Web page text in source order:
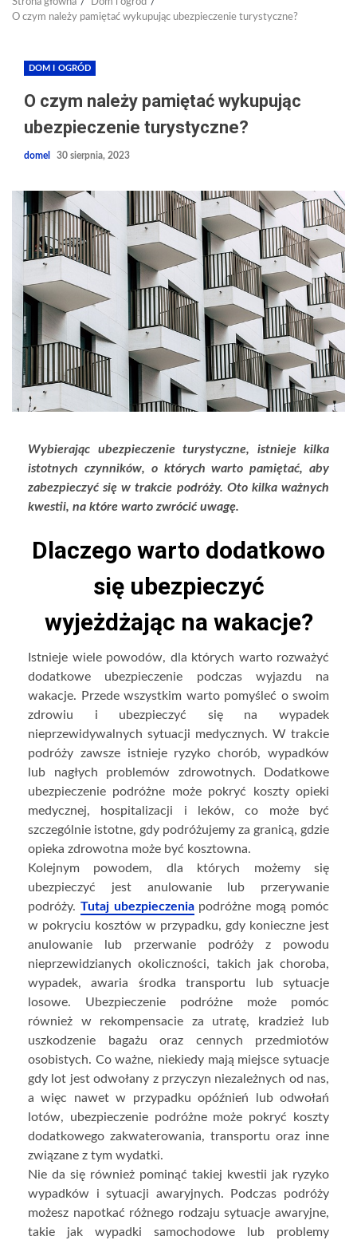
O czym należy pamiętać wykupując ubezpieczenie turystyczne?
DOM I OGRÓD
O czym należy pamiętać wykupując
ubezpieczenie turystyczne?
domel 30 sierpnia, 2023
Wybierając ubezpieczenie turystyczne, istnieje kilka
istotnych czynników, o których warto pamiętać, aby
zabezpieczyć się w trakcie podróży. Oto kilka ważnych
kwestii, na które warto zwrócić uwagę.
Dlaczego warto dodatkowo
się ubezpieczyć
wyjeżdżając na wakacje?
Istnieje wiele powodów, dla których warto rozważyć
dodatkowe ubezpieczenie podczas wyjazdu na
wakacje. Przede wszystkim warto pomyśleć o swoim
zdrowiu i ubezpieczyć się na wypadek
nieprzewidywalnych sytuacji medycznych. W trakcie
podróży zawsze istnieje ryzyko chorób, wypadków
lub nagłych problemów zdrowotnych. Dodatkowe
ubezpieczenie podróżne może pokryć koszty opieki
medycznej, hospitalizacji i leków, co może być
szczególnie istotne, gdy podróżujemy za granicą, gdzie
opieka zdrowotna może być kosztowna.
Kolejnym powodem, dla których możemy się
ubezpieczyć jest anulowanie lub przerywanie
podróży. Tutaj ubezpieczenia podróżne mogą pomóc
w pokryciu kosztów w przypadku, gdy konieczne jest
anulowanie lub przerwanie podróży z powodu
nieprzewidzianych okoliczności, takich jak choroba,
wypadek, awaria środka transportu lub sytuacje
losowe. Ubezpieczenie podróżne może pomóc
również w rekompensacie za utratę, kradzież lub
uszkodzenie bagażu oraz cennych przedmiotów
osobistych. Co ważne, niekiedy mają miejsce sytuacje
gdy lot jest odwołany z przyczyn niezależnych od nas,
a więc nawet w przypadku opóźnień lub odwołań
lotów, ubezpieczenie podróżne może pokryć koszty
dodatkowego zakwaterowania, transportu oraz inne
związane z tym wydatki.
Nie da się również pominąć takiej kwestii jak ryzyko
wypadków i sytuacji awaryjnych. Podczas podróży
możesz napotkać różnego rodzaju sytuacje awaryjne,
takie jak wypadki samochodowe lub problemy